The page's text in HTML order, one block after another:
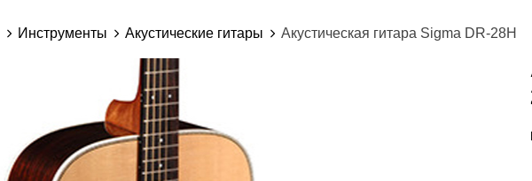
Инструменты Акустические гитары Акустическая гитара Sigma DR-28H